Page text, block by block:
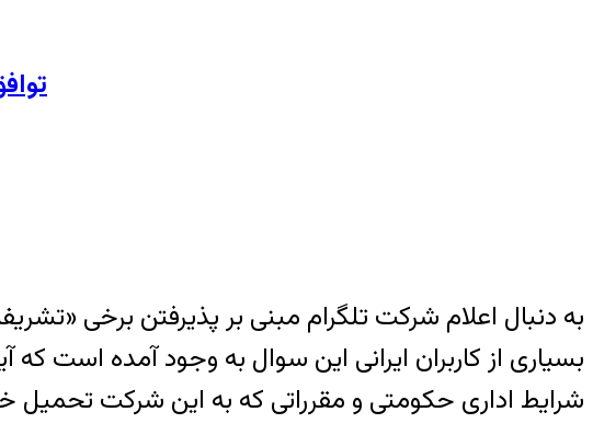
به دنبال اعلام شرکت تلگرام مبنی بر پذیرفتن برخی
بسیاری از کاربران ایرانی این سوال به وجود آمده است
شرایط اداری حکومتی و مقرراتی که به این شرکت تحمیل